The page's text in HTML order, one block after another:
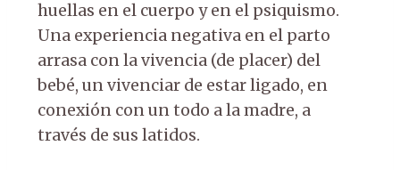
huellas en el cuerpo y en el psiquismo.
Una experiencia negativa en el parto
arrasa con la vivencia (de placer) del
bebé, un vivenciar de estar ligado, en
conexión con un todo a la madre, a
través de sus latidos.